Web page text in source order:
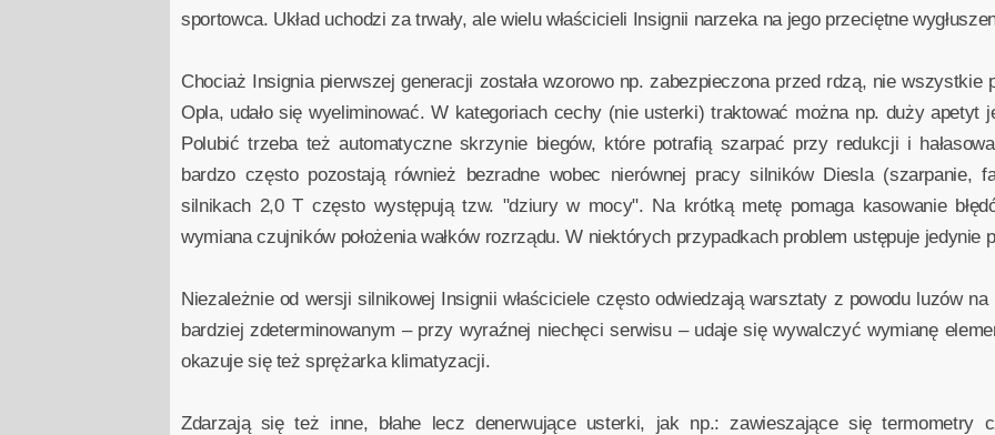
sportowca. Układ uchodzi za trwały, ale wielu właścicieli Insignii narzeka na jego przeciętne
Chociaż Insignia pierwszej generacji została wzorowo np. zabezpieczona przed rdzą, nie wszystkie
Opla, udało się wyeliminować. W kategoriach cechy (nie usterki) traktować można np. duży apetyt
Polubić trzeba też automatyczne skrzynie biegów, które potrafią szarpać przy redukcji i
bardzo często pozostają również bezradne wobec nierównej pracy silników Diesla (szarpanie,
silnikach 2,0 T często występują tzw. "dziury w mocy". Na krótką metę pomaga kasowanie
wymiana czujników położenia wałków rozrządu. W niektórych przypadkach problem ustępuje jedynie
Niezależnie od wersji silnikowej Insignii właściciele często odwiedzają warsztaty z powodu luzów
bardziej zdeterminowanym – przy wyraźnej niechęci serwisu – udaje się wywalczyć wymianę
okazuje się też sprężarka klimatyzacji.
Zdarzają się też inne, błahe lecz denerwujące usterki, jak np.: zawieszające się termometry